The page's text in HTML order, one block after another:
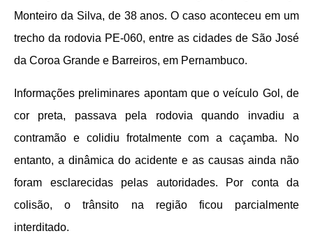
Monteiro da Silva, de 38 anos. O caso aconteceu em um
trecho da rodovia PE-060, entre as cidades de São José
da Coroa Grande e Barreiros, em Pernambuco.
Informações preliminares apontam que o veículo Gol, de
cor preta, passava pela rodovia quando invadiu a
contramão e colidiu frotalmente com a caçamba. No
entanto, a dinâmica do acidente e as causas ainda não
foram esclarecidas pelas autoridades. Por conta da
colisão, o trânsito na região ficou parcialmente
interditado.